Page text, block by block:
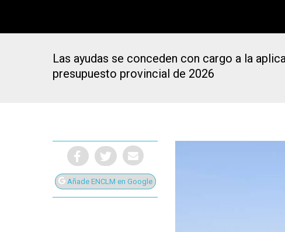
Presiona Intro para buscar o ESC para cerrar
Las ayudas se conceden con cargo a la
presupuesto provincial de 2026
Añade ENCLM en Google